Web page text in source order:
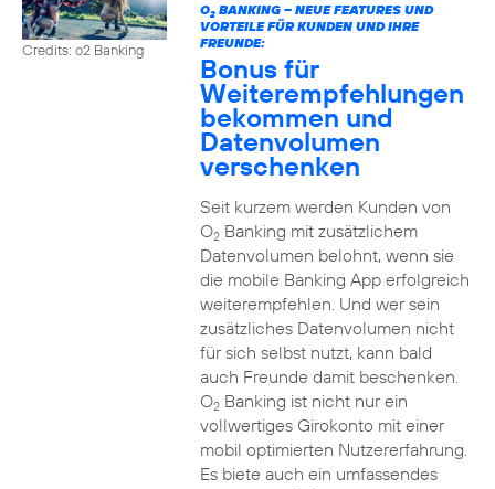
Credits: o2 Banking
O2BANKING – NEUE FEATURES UND
VORTEILE FÜR KUNDEN UND IHRE
FREUNDE:
Bonus für
Weiterempfehlungen
bekommen und
Datenvolumen
verschenken
Seit kurzem werden Kunden von
O2Banking mit zusätzlichem
Datenvolumen belohnt, wenn sie
die mobile Banking App erfolgreich
weiterempfehlen. Und wer sein
zusätzliches Datenvolumen nicht
für sich selbst nutzt, kann bald
auch Freunde damit beschenken.
O2Banking ist nicht nur ein
vollwertiges Girokonto mit einer
mobil optimierten Nutzererfahrung.
Es biete auch ein umfassendes